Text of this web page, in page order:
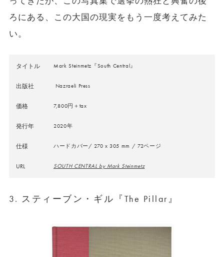
ろにある、この大国の現実をもう一度考えてみた
い。
タイトル Mark Steinmetz『South Central』
出版社 Nazraeli Press
価格 7,800円＋tax
発行年 2020年
仕様 ハードカバー/ 270 x 305 mm / 72ページ
URL SOUTH CENTRAL by Mark Steinmetz
3. スティーブン・ギル『The Pillar』